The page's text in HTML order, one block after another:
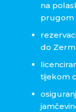
na
prugom
do
tijekom